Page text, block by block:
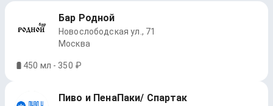
Бар Родной
Новослободская ул., 71
Москва
450 мл - 350 ₽
Пиво и ПенаПаки/ Спартак